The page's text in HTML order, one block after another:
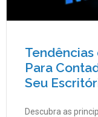
Para
Seu
Descubra as